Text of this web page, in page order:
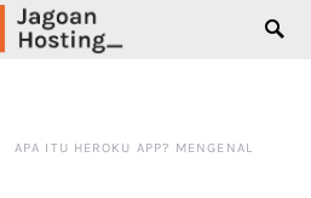
APA ITU HEROKU APP? MENGENAL